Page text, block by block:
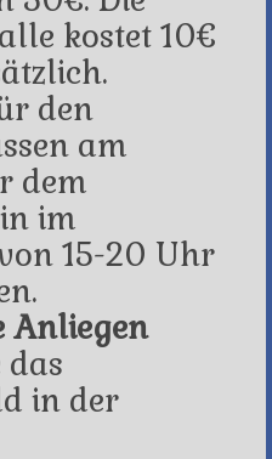
kostet 10€
den
am
dem
im
15-20 Uhr
Anliegen
das
in der